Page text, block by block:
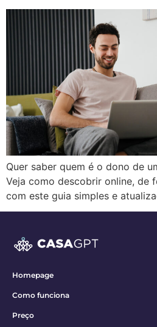
Quer saber quem é o dono de
Veja como descobrir online, de
com este guia simples e
Homepage
Como funciona
Preço